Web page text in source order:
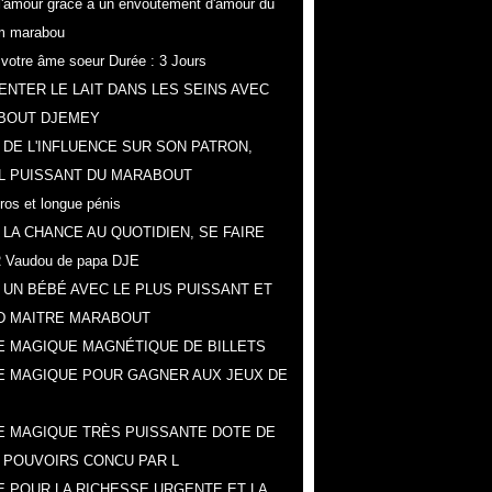
grâce a un envoûtement d'amour du
marabou
âme soeur Durée : 3 Jours
LE LAIT DANS LES SEINS AVEC
DJEMEY
L'INFLUENCE SUR SON PATRON,
PUISSANT DU MARABOUT
et longue pénis
LA CHANCE AU QUOTIDIEN, SE FAIRE
Vaudou de papa DJE
UN BÉBÉ AVEC LE PLUS PUISSANT ET
MAITRE MARABOUT
MAGIQUE MAGNÉTIQUE DE BILLETS
MAGIQUE POUR GAGNER AUX JEUX DE
MAGIQUE TRÈS PUISSANTE DOTE DE
CONCU PAR L